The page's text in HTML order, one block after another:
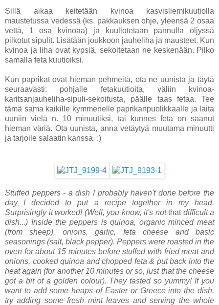
Sillä aikaa keitetään kvinoa kasvisliemikuutiolla
maustetussa vedessä (ks. pakkauksen ohje, yleensä 2 osaa
vettä, 1 osa kvinoaa) ja kuullotetaan pannulla öljyssä
pilkotut sipulit. Lisätään joukkoon jauheliha ja mausteet. Kun
kvinoa ja liha ovat kypsiä, sekoitetaan ne keskenään. Pilko
samalla feta kuutioiksi.
Kun paprikat ovat hieman pehmeitä, ota ne uunista ja täytä
seuraavasti: pohjalle fetakuutioita, väliin kvinoa-
karitsanjauheliha-sipuli-sekoitusta, päälle taas fetaa. Tee
tämä sama kaikille kymmenelle paprikanpuolikkaalle ja laita
uuniin vielä n. 10 minuutiksi, tai kunnes feta on saanut
hieman väriä. Ota uunista, anna vetäytyä muutama minuutti
ja tarjoile salaatin kanssa. :)
Stuffed peppers - a dish I probably haven't done before the
day I decided to put a recipe together in my head.
Surprisingly it worked! (Well, you know, it's notthat difficult a
dish...) Inside the peppers is quinoa, organic minced meat
(from sheep), onions, garlic, feta cheese and basic
seasonings (salt, black pepper). Peppers were roasted in the
oven for about 15 minutes before stuffed with fried meat and
onions, cooked quinoa and chopped feta & put back into the
heat again (for another 10 minutes or so, just that the cheese
got a bit of a golden colour). They tasted so yummy! If you
want to add some heaps of Easter or Greece into the dish,
try adding some fresh mint leaves and serving the whole